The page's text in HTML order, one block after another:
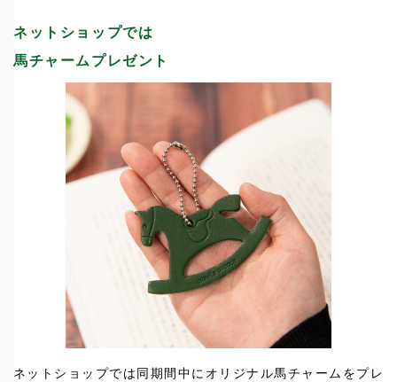
ネットショップでは
馬チャームプレゼント
ネットショップでは同期間中にオリジナル馬チャームをプレ